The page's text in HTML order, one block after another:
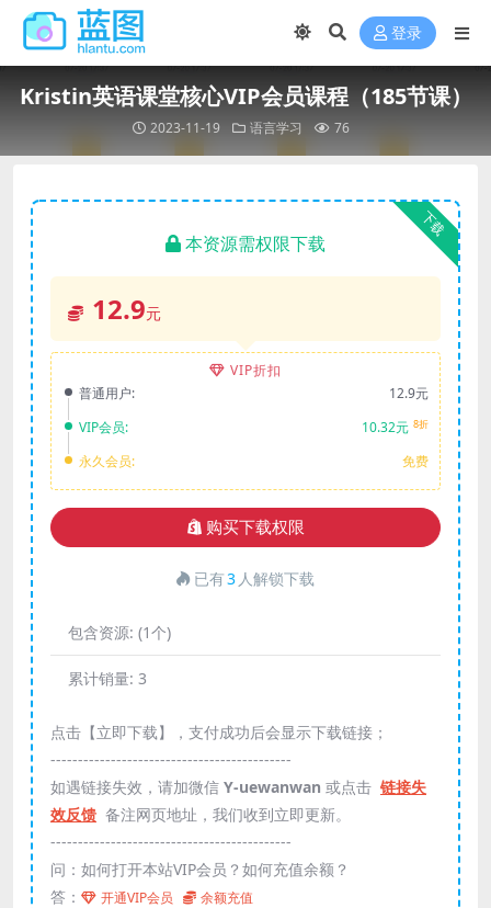
登录
Kristin英语课堂核心VIP会员课程（185节课）
2023-11-19 语言学习 76
下载
本资源需权限下载
12.9元
VIP折扣
普通用户:
12.9元
VIP会员:
10.32元 8折
永久会员: 免费
购买下载权限
已有3 人解锁下载
包含资源: (1个)
累计销量: 3
点击【立即下载】，支付成功后会显示下载链接；
--------------------------------------------
如遇链接失效，请加微信 Y-uewanwan 或点击 链接失
效反馈 备注网页地址，我们收到立即更新。
--------------------------------------------
问：如何打开本站VIP会员？如何充值余额？
答：
开通VIP会员 余额充值